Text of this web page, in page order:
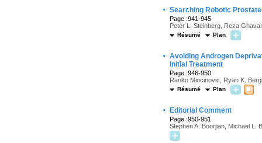
· Searching Robotic
Page :941-945
Peter L. Steinberg, Reza
Résumé Plan
· Avoiding Androgen
Initial Treatment
Page :946-950
Ranko Miocinovic, Ryan K.
Résumé Plan
· Editorial Comment
Page :950-951
Stephen A. Boorjian, Michael L.